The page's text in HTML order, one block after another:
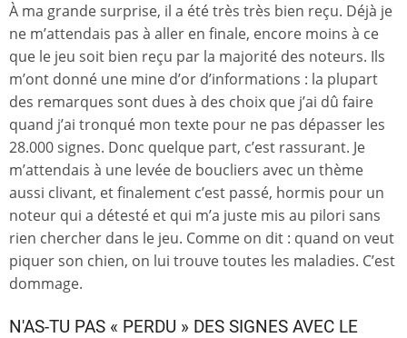
À ma grande surprise, il a été très très bien reçu. Déjà je
ne m’attendais pas à aller en finale, encore moins à ce
que le jeu soit bien reçu par la majorité des noteurs. Ils
m’ont donné une mine d’or d’informations : la plupart
des remarques sont dues à des choix que j’ai dû faire
quand j’ai tronqué mon texte pour ne pas dépasser les
28.000 signes. Donc quelque part, c’est rassurant. Je
m’attendais à une levée de boucliers avec un thème
aussi clivant, et finalement c’est passé, hormis pour un
noteur qui a détesté et qui m’a juste mis au pilori sans
rien chercher dans le jeu. Comme on dit : quand on veut
piquer son chien, on lui trouve toutes les maladies. C’est
dommage.
N'AS-TU PAS « PERDU » DES SIGNES AVEC LE